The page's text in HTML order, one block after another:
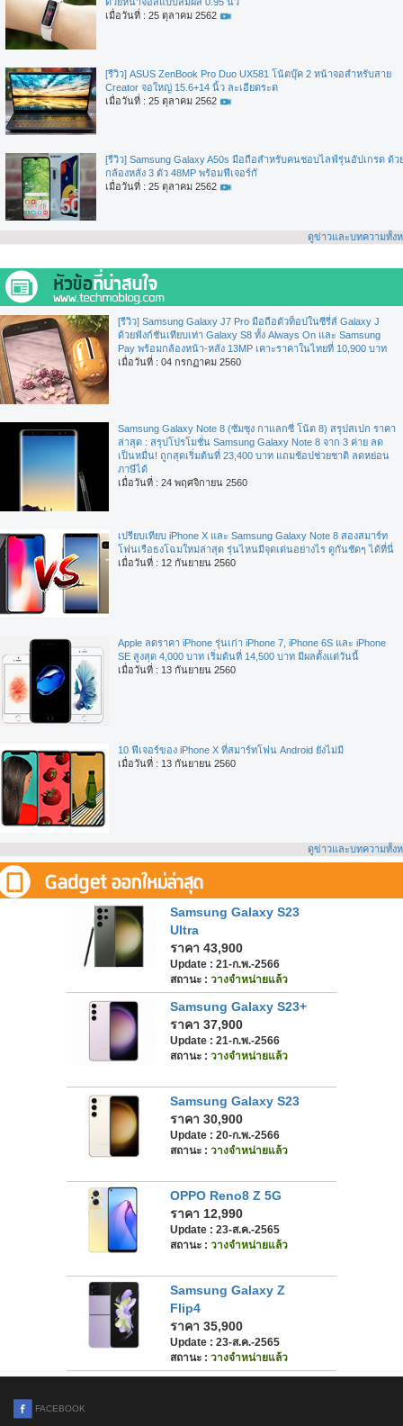
เมื่อวันที่ : 25 ตุลาคม 2562
[รีวิว] ASUS ZenBook Pro Duo UX581 โน้ตบุ๊ค 2 หน้าจอสำหรับสาย
Creator จอใหญ่ 15.6+14 นิ้ว ละเอียดระด
เมื่อวันที่ : 25 ตุลาคม 2562
[รีวิว] Samsung Galaxy A50s มือถือสำหรับคนชอบไลฟ์รุ่นอัปเกรด ด้ว
กล้องหลัง 3 ตัว 48MP พร้อมฟีเจอร์กั
เมื่อวันที่ : 25 ตุลาคม 2562
ดูข่าวและบทความทั้ง
[รีวิว] Samsung Galaxy J7 Pro มือถือตัวท็อปในซีรี่ส์ Galaxy J
ด้วยฟังก์ชันเทียบเท่า Galaxy S8 ทั้ง Always On และ Samsung
Pay พร้อมกล้องหน้า-หลัง 13MP เคาะราคาในไทยที่ 10,900 บาท
เมื่อวันที่ : 04 กรกฏาคม 2560
Samsung Galaxy Note 8 (ซัมซุง กาแลกซี่ โน้ต 8) สรุปสเปก ราคา
ล่าสุด : สรุปโปรโมชั่น Samsung Galaxy Note 8 จาก 3 ค่าย ลด
เป็นหมื่น! ถูกสุดเริ่มต้นที่ 23,400 บาท แถมช้อปช่วยชาติ ลดหย่อน
ภาษีได้
เมื่อวันที่ : 24 พฤศจิกายน 2560
เปรียบเทียบ iPhone X และ Samsung Galaxy Note 8 สองสมาร์ท
โฟนเรือธงโฉมใหม่ล่าสุด รุ่นไหนมีจุดเด่นอย่างไร ดูกันชัดๆ ได้ที่นี่
เมื่อวันที่ : 12 กันยายน 2560
Apple ลดราคา iPhone รุ่นเก่า iPhone 7, iPhone 6S และ iPhone
SE สูงสุด 4,000 บาท เริ่มต้นที่ 14,500 บาท มีผลตั้งแต่วันนี้
เมื่อวันที่ : 13 กันยายน 2560
10 ฟีเจอร์ของ iPhone X ที่สมาร์ทโฟน Android ยังไม่มี
เมื่อวันที่ : 13 กันยายน 2560
ดูข่าวและบทความทั้ง
Samsung Galaxy S23
Ultra
ราคา 43,900
Update : 21-ก.พ.-2566
สถานะ : วางจำหน่ายแล้ว
Samsung Galaxy S23+
ราคา 37,900
Update : 21-ก.พ.-2566
สถานะ : วางจำหน่ายแล้ว
Samsung Galaxy S23
ราคา 30,900
Update : 20-ก.พ.-2566
สถานะ : วางจำหน่ายแล้ว
OPPO Reno8 Z 5G
ราคา 12,990
Update : 23-ส.ค.-2565
สถานะ : วางจำหน่ายแล้ว
Samsung Galaxy Z
Flip4
ราคา 35,900
Update : 23-ส.ค.-2565
สถานะ : วางจำหน่ายแล้ว
FACEBOOK